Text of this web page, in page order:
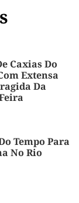
Caxias Do
Extensa
Da
Tempo Para
No Rio